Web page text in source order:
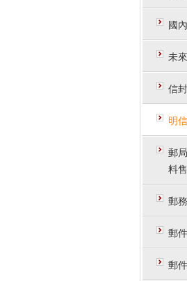
國
未
信
明
郵
料
郵
郵
郵